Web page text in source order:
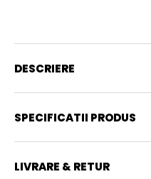
DESCRIERE
SPECIFICATII PRODUS
LIVRARE & RETUR